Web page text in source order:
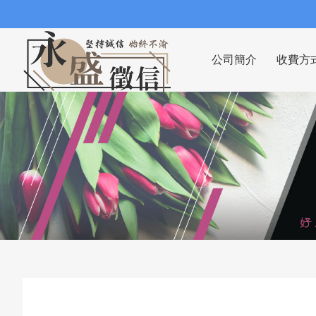
公司簡介 收費方